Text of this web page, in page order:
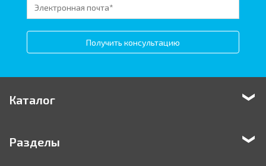
Получить консультацию
Каталог
Разделы